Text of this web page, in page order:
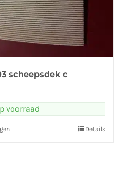
scheepsdek c
voorraad
Details